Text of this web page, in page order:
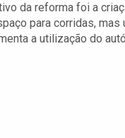
da reforma foi a
para corridas,
a utilização do